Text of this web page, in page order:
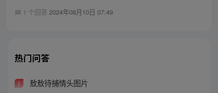
1 个回答 2024年08月10日 07:49
热门问答
1 敖敖待捕情头图片